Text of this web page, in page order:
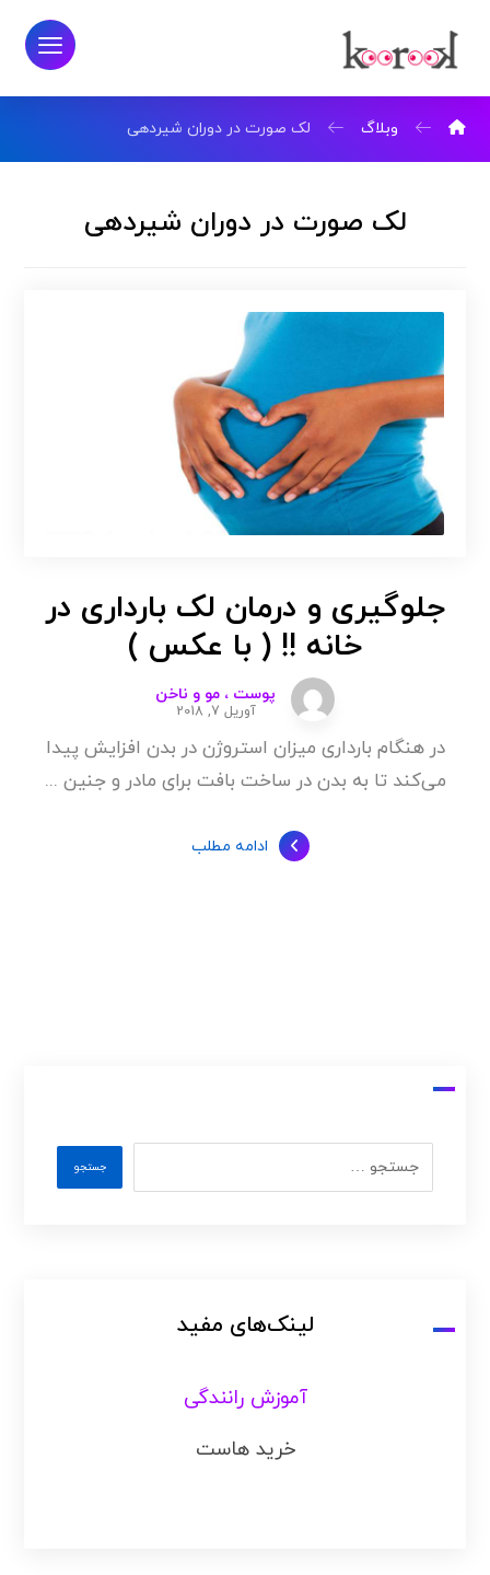
وبلاگ لک صورت در دوران شیردهی
لک صورت در دوران شیردهی
جلوگیری و درمان لک بارداری در
خانه !! ( با عکس )
پوست ، مو و ناخن
آوریل 7, 2018
در هنگام بارداری میزان استروژن در بدن افزایش پیدا
می‌کند تا به بدن در ساخت بافت برای مادر و جنین ...
ادامه مطلب
لینک‌های مفید
آموزش رانندگی
خرید هاست